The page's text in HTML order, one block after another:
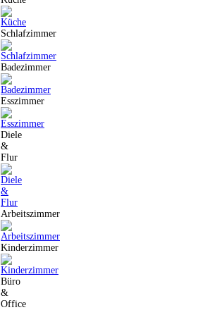
Schlafzimmer
Badezimmer
Esszimmer
Diele
&
Flur
Arbeitszimmer
Kinderzimmer
Büro
&
Office